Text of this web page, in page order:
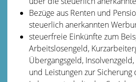
Bezüge aus Renten und
steuerlich anerkannten
steuerfreie Einkünfte zum
Arbeitslosengeld,
Übergangsgeld,
und Leistungen zur Sicherung